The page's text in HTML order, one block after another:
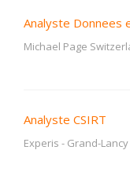
Analyste Donnees
Michael Page
Analyste CSIRT
Experis - Grand-Lancy